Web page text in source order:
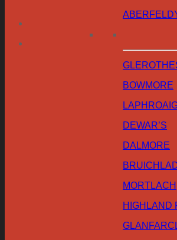
BOWMORE
DEWAR’S
DALMORE
MORTLACH
HIGHLAND